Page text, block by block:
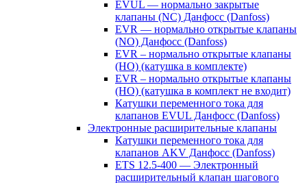
EVUL — нормально закрытые
клапаны (NC) Данфосс (Danfoss)
EVR — нормально открытые клапаны
(NO) Данфосс (Danfoss)
EVR – нормально открытые клапаны
(НО) (катушка в комплекте)
EVR – нормально открытые клапаны
(НО) (катушка в комплект не входит)
Катушки переменного тока для
клапанов EVUL Данфосс (Danfoss)
Электронные расширительные клапаны
Катушки переменного тока для
клапанов AKV Данфосс (Danfoss)
ETS 12.5-400 — Электронный
расширительный клапан шагового